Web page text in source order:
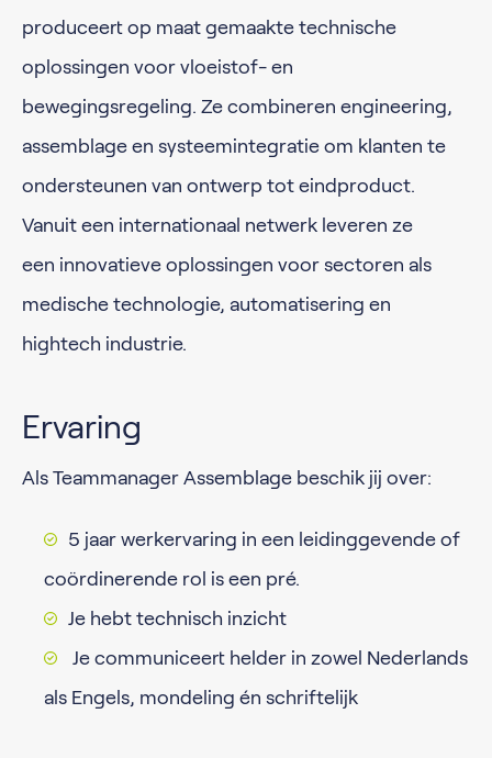
produceert op maat gemaakte technische
oplossingen voor vloeistof- en
bewegingsregeling. Ze combineren engineering,
assemblage en systeemintegratie om klanten te
ondersteunen van ontwerp tot eindproduct.
Vanuit een internationaal netwerk leveren ze
een innovatieve oplossingen voor sectoren als
medische technologie, automatisering en
hightech industrie.
Ervaring
Als Teammanager Assemblage beschik jij over:
5 jaar werkervaring in een leidinggevende of
coördinerende rol is een pré.
Je hebt technisch inzicht
Je communiceert helder in zowel Nederlands
als Engels, mondeling én schriftelijk